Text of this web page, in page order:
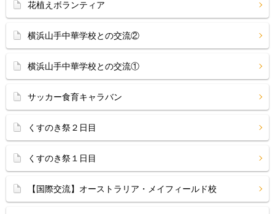
花植えボランティア
横浜山手中華学校との交流②
横浜山手中華学校との交流①
サッカー食育キャラバン
くすのき祭２日目
くすのき祭１日目
【国際交流】オーストラリア・メイフィールド校